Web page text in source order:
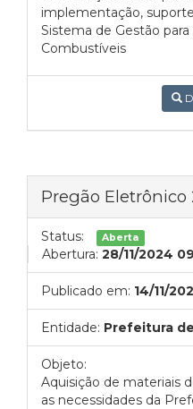
implementação,
Sistema de Gestão
Combustíveis
Pregão Eletrônico
Status: Aberta
Abertura: 28/11/2024
Publicado em: 14/11/
Entidade: Prefeitura
Objeto:
Aquisição de materiais
as necessidades da